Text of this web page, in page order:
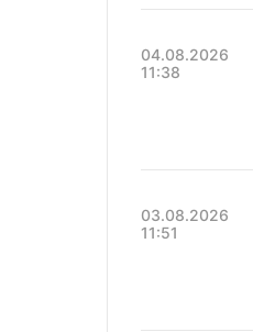
04.08.2026
11:38
03.08.2026
11:51